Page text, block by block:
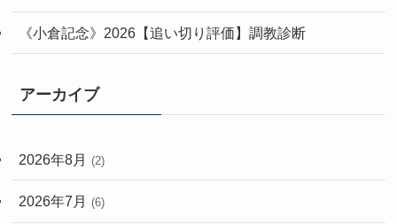
《小倉記念》2026【追い切り評価】調教診断
アーカイブ
2026年8月 (2)
2026年7月 (6)